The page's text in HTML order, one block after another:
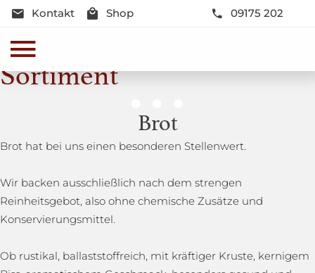
Kontakt Shop 09175 202
Sortiment
Genussmomente
Herzhaft oder süß - Beste Qualität und Frische sind
Brot
Brot hat bei uns einen besonderen Stellenwert.
Wir backen ausschließlich nach dem strengen
Reinheitsgebot, also ohne chemische Zusätze und
Konservierungsmittel.
Ob rustikal, ballaststoffreich, mit kräftiger Kruste, kernigem